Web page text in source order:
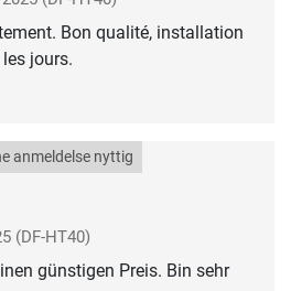
Bon qualité, installation
jours.
anmeldelse nyttig
(DF-HT40)
günstigen Preis. Bin sehr